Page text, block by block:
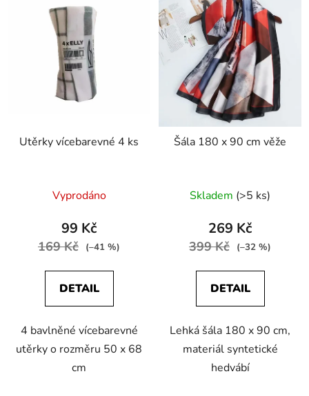
Utěrky vícebarevné 4 ks
Vyprodáno
99 Kč
169 Kč (–41 %)
DETAIL
4 bavlněné vícebarevné
utěrky o rozměru 50 x 68
cm
Šála 180 x 90 cm věže
Skladem (>5 ks)
269 Kč
399 Kč (–32 %)
DETAIL
Lehká šála 180 x 90 cm,
materiál syntetické
hedvábí